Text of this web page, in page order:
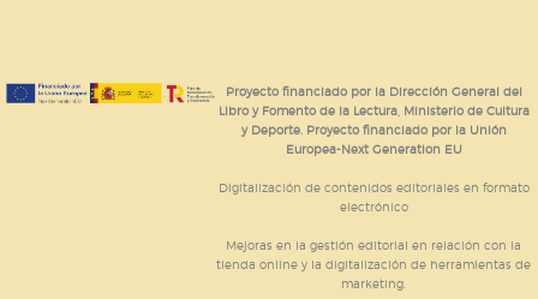
Proyecto financiado por la Dirección General del
Libro y Fomento de la Lectura, Ministerio de Cultura
y Deporte. Proyecto financiado por la Unión
Europea-Next Generation EU
Digitalización de contenidos editoriales en formato
electrónico
Mejoras en la gestión editorial en relación con la
tienda online y la digitalización de herramientas de
marketing.